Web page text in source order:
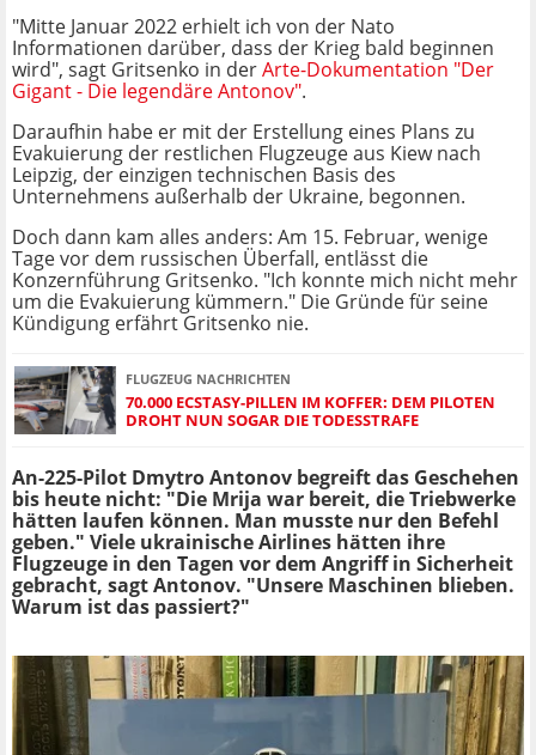
"Mitte Januar 2022 erhielt ich von der Nato
Informationen darüber, dass der Krieg bald beginnen
wird", sagt Gritsenko in derArte-Dokumentation "Der
Gigant - Die legendäre Antonov".
Daraufhin habe er mit der Erstellung eines Plans zu
Evakuierung der restlichen Flugzeuge aus Kiew nach
Leipzig, der einzigen technischen Basis des
Unternehmens außerhalb der Ukraine, begonnen.
Doch dann kam alles anders: Am 15. Februar, wenige
Tage vor dem russischen Überfall, entlässt die
Konzernführung Gritsenko. "Ich konnte mich nicht mehr
um die Evakuierung kümmern." Die Gründe für seine
Kündigung erfährt Gritsenko nie.
FLUGZEUG NACHRICHTEN
70.000 ECSTASY-PILLEN IM KOFFER: DEM PILOTEN
DROHT NUN SOGAR DIE TODESSTRAFE
An-225-Pilot Dmytro Antonov begreift das Geschehen
bis heute nicht: "Die Mrija war bereit, die Triebwerke
hätten laufen können. Man musste nur den Befehl
geben." Viele ukrainische Airlines hätten ihre
Flugzeuge in den Tagen vor dem Angriff in Sicherheit
gebracht, sagt Antonov. "Unsere Maschinen blieben.
Warum ist das passiert?"